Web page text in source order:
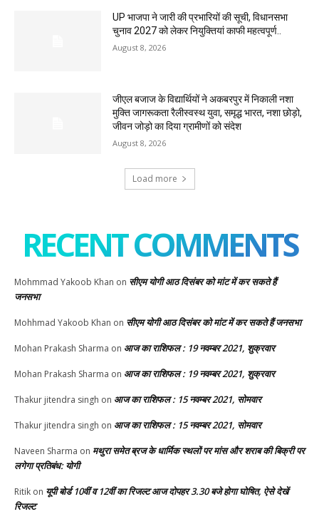
UP भाजपा ने जारी की प्रभारियों की सूची, विधानसभा
चुनाव 2027 को लेकर नियुक्तियां काफी महत्वपूर्ण..
August 8, 2026
जीएल बजाज के विद्यार्थियों ने अकबरपुर में निकाली नशा
मुक्ति जागरूकता रैलीस्वस्थ युवा, समृद्ध भारत, नशा छोड़ो,
जीवन जोड़ो का दिया ग्रामीणों को संदेश
August 8, 2026
Load more
RECENT COMMENTS
Mohmmad Yakoob Khan on सीएम योगी आठ दिसंबर को मांट में कर सकते हैं
जनसभा
Mohhmad Yakoob Khan on सीएम योगी आठ दिसंबर को मांट में कर सकते हैं जनसभा
Mohan Prakash Sharma on आज का राशिफल : 19 नवम्बर 2021, शुक्रवार
Mohan Prakash Sharma on आज का राशिफल : 19 नवम्बर 2021, शुक्रवार
Thakur jitendra singh on आज का राशिफल : 15 नवम्बर 2021, सोमवार
Thakur jitendra singh on आज का राशिफल : 15 नवम्बर 2021, सोमवार
Naveen Sharma on मथुरा समेत ब्रज के धार्मिक स्थलों पर मांस और शराब की बिक्री पर
लगेगा प्रतिबंध: योगी
Ritik on यूपी बोर्ड 10वीं व 12वीं का रिजल्ट आज दोपहर 3.30 बजे होगा घोषित, ऐसे देखें
रिजल्ट